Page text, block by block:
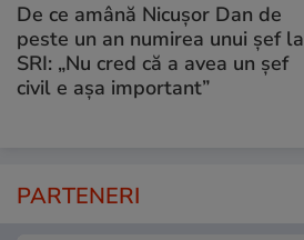
De ce amână Nicușor Dan de
peste un an numirea unui șef la
SRI: „Nu cred că a avea un şef
civil e așa important”
PARTENERI